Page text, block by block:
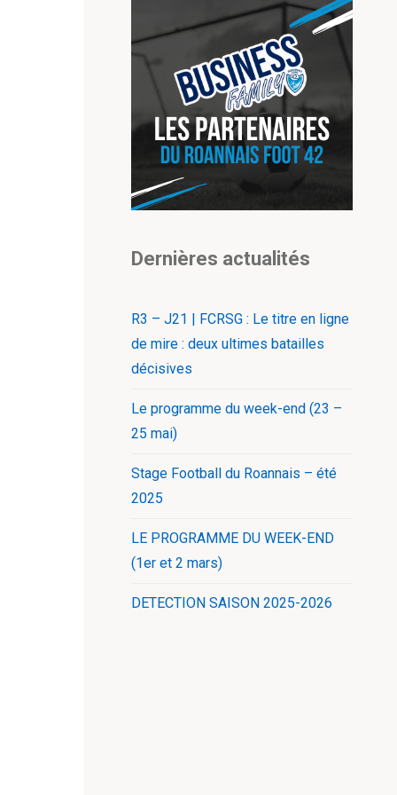
Dernières actualités
R3 – J21 | FCRSG : Le titre en ligne
de mire : deux ultimes batailles
décisives
Le programme du week-end (23 –
25 mai)
Stage Football du Roannais – été
2025
LE PROGRAMME DU WEEK-END
(1er et 2 mars)
DETECTION SAISON 2025-2026